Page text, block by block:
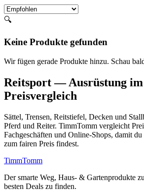
🔍
Keine Produkte gefunden
Wir fügen gerade Produkte hinzu. Schau
Reitsport — Ausrüstung im
Preisvergleich
Sättel, Trensen, Reitstiefel, Decken und
Pferd und Reiter. TimmTomm vergleicht
Fachgeschäften und Online-Shops, damit
zum fairen Preis findest.
TimmTomm
Der smarte Weg, Haus- & Gartenprodukte
besten Deals zu finden.